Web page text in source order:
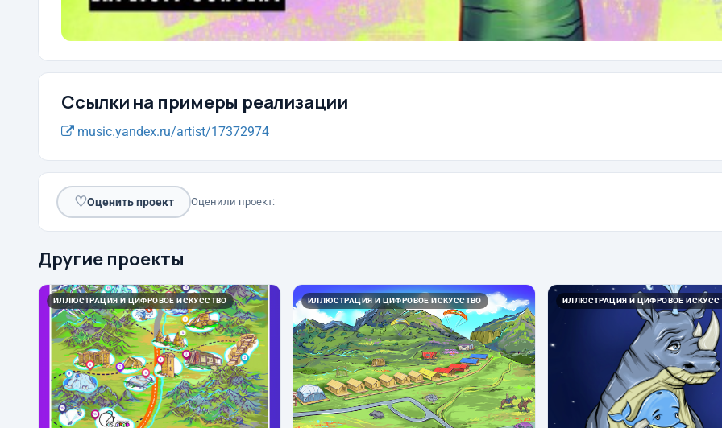
Ссылки на примеры реализации
music.yandex.ru/artist/17372974
♡Оценить проект Оценили проект:
Другие проекты
ИЛЛЮСТРАЦИЯ И ЦИФРОВОЕ ИСКУССТВО ИЛЛЮСТРАЦИЯ И ЦИФРОВОЕ ИСКУССТВО ИЛЛЮСТРАЦИЯ И ЦИФРОВОЕ